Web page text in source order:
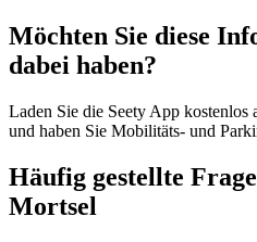
Möchten Sie diese
dabei haben?
Laden Sie die Seety App
und haben Sie Mobilitäts- und
Häufig gestellte
Mortsel